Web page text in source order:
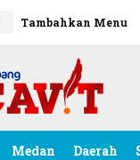
Tambahkan Menu
Medan Daerah